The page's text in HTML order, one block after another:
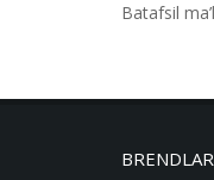
Batafsil
BRENDLAR